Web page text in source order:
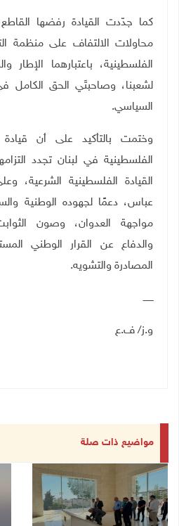
كما جدّدت القيادة رفضها
محاولات الالتفاف على منظمة
الفلسطينية، باعتبارهما الإطار
لشعبنا، وصاحبتَي الحق الكامل في
السياسي.
وختمت بالتأكيد على أن
الفلسطينية في لبنان تجدد
القيادة الفلسطينية الشرعية،
عباس، دعمًا لجهوده الوطنية
مواجهة العدوان، وصون
والدفاع عن القرار الوطني
المصادرة والتشويه.
ـــــــ
و.ز/ ف.ع
مواضيع ذات صلة